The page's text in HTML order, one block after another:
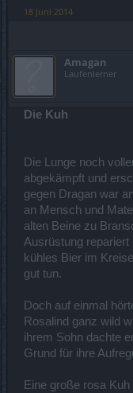
18 Juni 2014
Amagan
Laufenlerner
Die Kuh
Die Lunge noch
abgekämpft und
gegen Dragan war
an Mensch und
alten Beine zu
Ausrüstung repariert
kühles Bier im
gut tun.
Doch auf einmal
Rosalind ganz wild
ihrem Sohn dachte
Grund für ihre
Eine große rosa